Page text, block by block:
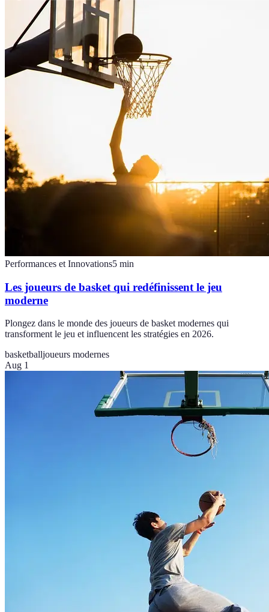
Performances et Innovations5 min
Les joueurs de basket qui redéfinissent le jeu
moderne
Plongez dans le monde des joueurs de basket modernes qui
transforment le jeu et influencent les stratégies en 2026.
basketballjoueurs modernes
Aug 1